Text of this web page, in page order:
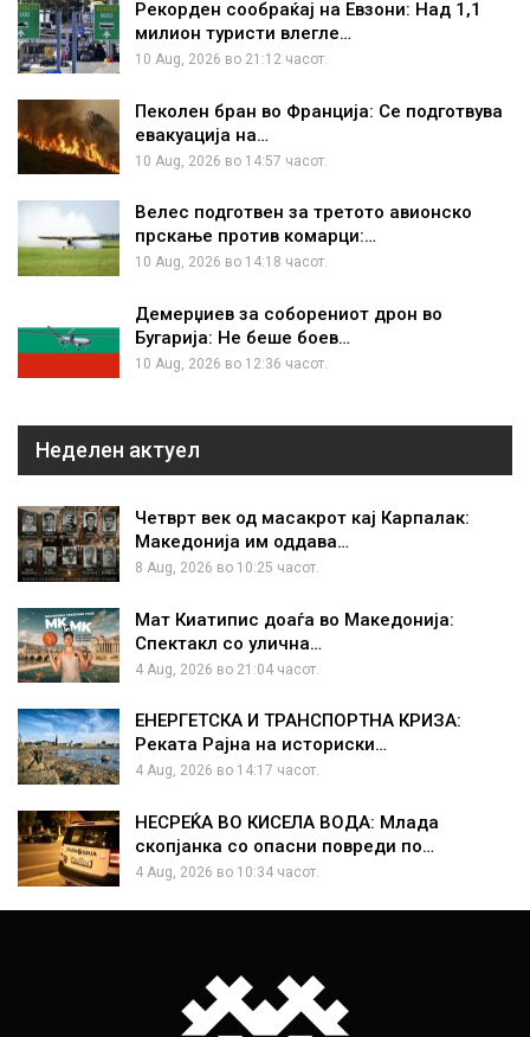
Рекорден сообраќај на Евзони: Над 1,1
милион туристи влегле…
10 Aug, 2026 во 21:12 часот.
Пеколен бран во Франција: Се подготвува
евакуација на…
10 Aug, 2026 во 14:57 часот.
Велес подготвен за третото авионско
прскање против комарци:…
10 Aug, 2026 во 14:18 часот.
Демерџиев за соборениот дрон во
Бугарија: Не беше боев…
10 Aug, 2026 во 12:36 часот.
Неделен актуел
Четврт век од масакрот кај Карпалак:
Македонија им оддава…
8 Aug, 2026 во 10:25 часот.
Мат Киатипис доаѓа во Македонија:
Спектакл со улична…
4 Aug, 2026 во 21:04 часот.
ЕНЕРГЕТСКА И ТРАНСПОРТНА КРИЗА:
Реката Рајна на историски…
4 Aug, 2026 во 14:17 часот.
НЕСРЕЌА ВО КИСЕЛА ВОДА: Млада
скопјанка со опасни повреди по…
4 Aug, 2026 во 10:34 часот.